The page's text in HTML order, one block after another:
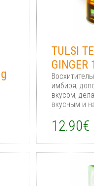
TULSI
GINGER
имбиря,
вкусом,
вкусным и
12.90€